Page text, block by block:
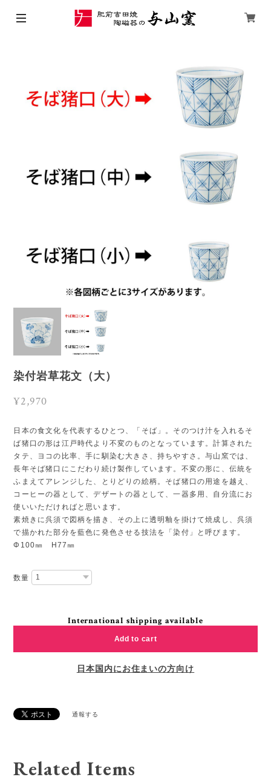
染付岩草花文（大）
¥2,970
日本の食文化を代表するひとつ、「そば」。そのつけ汁を入れるそ
ば猪口の形は江戸時代より不変のものとなっています。計算された
タテ、ヨコの比率、手に馴染む大きさ、持ちやすさ。与山窯では、
長年そば猪口にこだわり続け製作しています。不変の形に、伝統を
ふまえてアレンジした、とりどりの絵柄。そば猪口の用途を越え、
コーヒーの器として、デザートの器として、一器多用、自分流にお
使いいただければと思います。
素焼きに呉須で図柄を描き、その上に透明釉を掛けて焼成し、呉須
で描かれた部分を藍色に発色させる技法を「染付」と呼びます。
Φ100㎜ H77㎜
数量
International shipping available
Add to cart
日本国内にお住まいの方向け
通報する
Related Items